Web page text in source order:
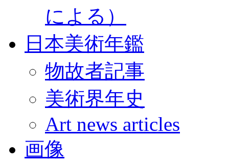
による）
日本美術年鑑
物故者記事
美術界年史
Art news articles
画像